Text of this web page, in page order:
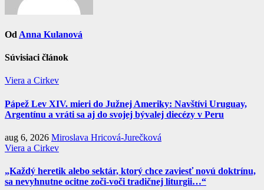
Od Anna Kulanová
Súvisiaci článok
Viera a Cirkev
Pápež Lev XIV. mieri do Južnej Ameriky: Navštívi Uruguay,
Argentínu a vráti sa aj do svojej bývalej diecézy v Peru
aug 6, 2026 Miroslava Hricová-Jurečková
Viera a Cirkev
„Každý heretik alebo sektár, ktorý chce zaviesť novú doktrínu,
sa nevyhnutne ocitne zoči-voči tradičnej liturgii…“